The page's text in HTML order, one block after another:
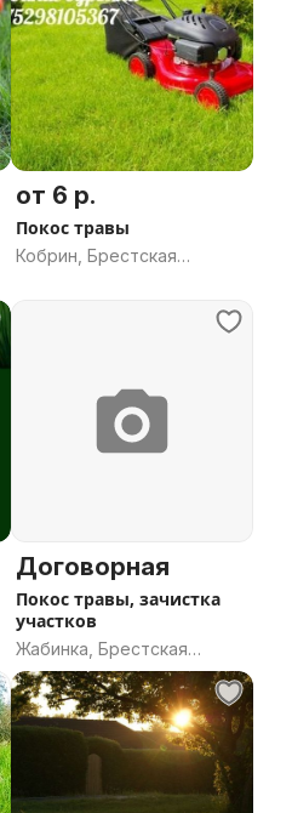
от 6 р.
Покос травы
Кобрин, Брестская
Договорная
Покос травы, зачистка
участков
Жабинка, Брестская
область